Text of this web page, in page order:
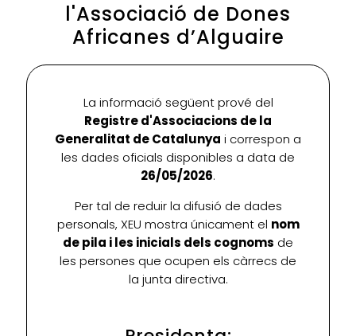
l'Associació de Dones
Africanes d’Alguaire
La informació següent prové del
Registre d'Associacions de la
Generalitat de Catalunya i correspon a
les dades oficials disponibles a data de
26/05/2026.
Per tal de reduir la difusió de dades
personals, XEU mostra únicament el nom
de pila i les inicials dels cognoms de
les persones que ocupen els càrrecs de
la junta directiva.